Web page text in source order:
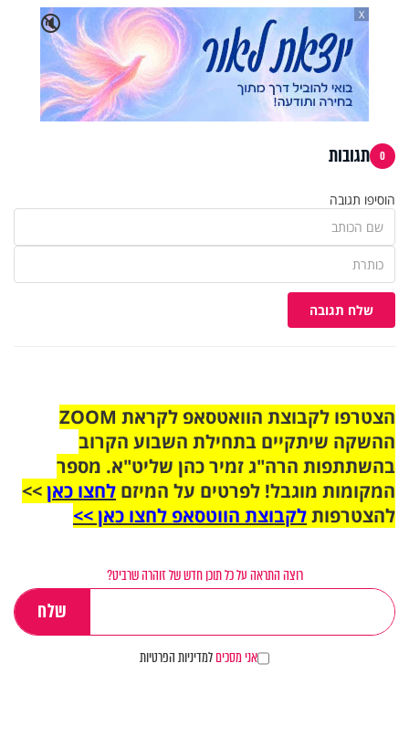
🔇
X
0 תגובות
הוסיפו תגובה
שלח תגובה
הצטרפו לקבוצת הוואטסאפ לקראת ZOOM
ההשקה שיתקיים בתחילת השבוע הקרוב
בהשתתפות הרה"ג זמיר כהן שליט"א. מספר
המקומות מוגבל! לפרטים על המיזם לחצו כאן>>
להצטרפותלקבוצת הווטסאפ לחצו כאן >>
רוצה התראה על כל תוכן חדש של זוהרה שרביט?
אני מסכיםלמדיניות הפרטיות